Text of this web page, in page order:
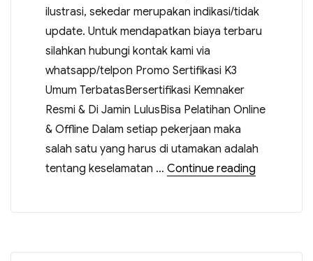
ilustrasi, sekedar merupakan indikasi/tidak
update. Untuk mendapatkan biaya terbaru
silahkan hubungi kontak kami via
whatsapp/telpon Promo Sertifikasi K3
Umum TerbatasBersertifikasi Kemnaker
Resmi & Di Jamin LulusBisa Pelatihan Online
& Offline Dalam setiap pekerjaan maka
salah satu yang harus di utamakan adalah
tentang keselamatan … Continue reading